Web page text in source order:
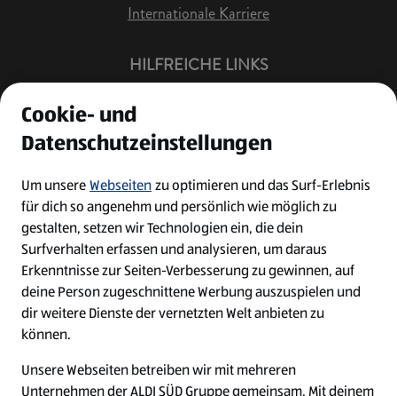
Internationale Karriere
HILFREICHE LINKS
Job Benachrichtigung
Bewerberkonto
Leichte Sprache
Kontakt
Cookie- und
Datenschutzeinstellungen
Um unsereWebseitenzu optimieren und das Surf-Erlebnis
für dich so angenehm und persönlich wie möglich zu
gestalten, setzen wir Technologien ein, die dein
Surfverhalten erfassen und analysieren, um daraus
Erkenntnisse zur Seiten-Verbesserung zu gewinnen, auf
deine Person zugeschnittene Werbung auszuspielen und
dir weitere Dienste der vernetzten Welt anbieten zu
können.
Unsere Webseiten betreiben wir mit mehreren
Unternehmen der ALDI SÜD Gruppe gemeinsam. Mit deinem